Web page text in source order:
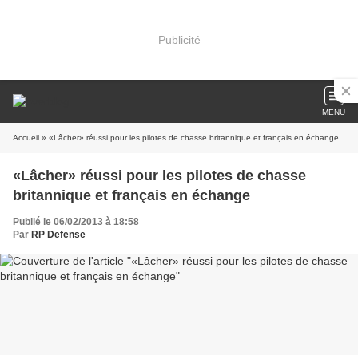
Publicité
MENU
Accueil » «Lâcher» réussi pour les pilotes de chasse britannique et français en échange
«Lâcher» réussi pour les pilotes de chasse
britannique et français en échange
Publié le 06/02/2013 à 18:58
Par RP Defense